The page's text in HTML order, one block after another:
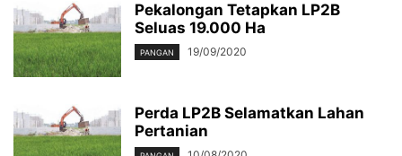
Pekalongan Tetapkan LP2B
Seluas 19.000 Ha
PANGAN 19/09/2020
Perda LP2B Selamatkan Lahan
Pertanian